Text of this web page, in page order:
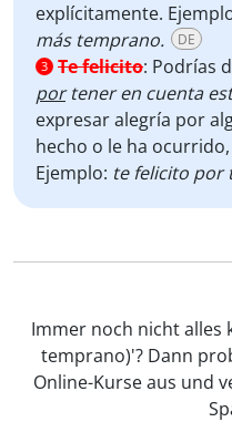
explícitamente.
más temprano.
DE
3 Te felicito: Podrías
portener en cuenta
expresar alegría por
hecho o le ha
Ejemplo: te felicito por
Immer noch nicht alles
temprano)'? Dann
Online-Kurse aus und